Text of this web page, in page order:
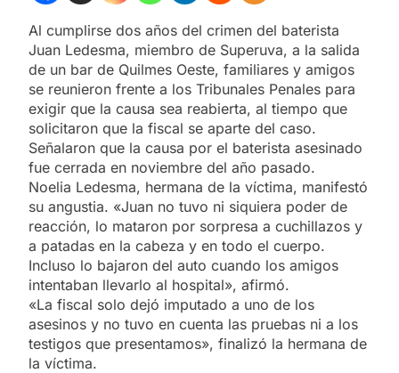
Al cumplirse dos años del crimen del baterista
Juan Ledesma, miembro de Superuva, a la salida
de un bar de Quilmes Oeste, familiares y amigos
se reunieron frente a los Tribunales Penales para
exigir que la causa sea reabierta, al tiempo que
solicitaron que la fiscal se aparte del caso.
Señalaron que la causa por el baterista asesinado
fue cerrada en noviembre del año pasado.
Noelia Ledesma, hermana de la víctima, manifestó
su angustia. «Juan no tuvo ni siquiera poder de
reacción, lo mataron por sorpresa a cuchillazos y
a patadas en la cabeza y en todo el cuerpo.
Incluso lo bajaron del auto cuando los amigos
intentaban llevarlo al hospital», afirmó.
«La fiscal solo dejó imputado a uno de los
asesinos y no tuvo en cuenta las pruebas ni a los
testigos que presentamos», finalizó la hermana de
la víctima.